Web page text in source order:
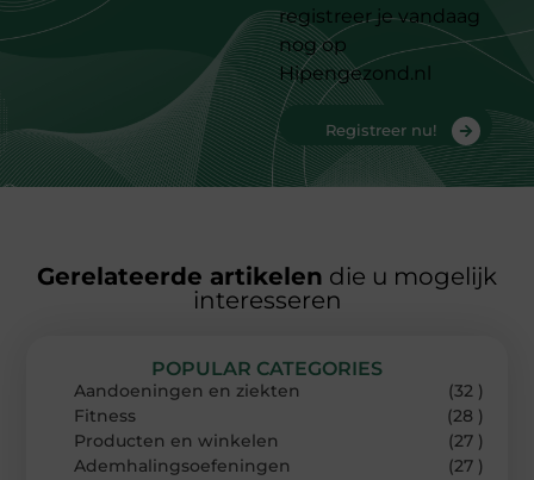
registreer je vandaag
nog op
Hipengezond.nl
Registreer nu!
Gerelateerde artikelen die u mogelijk
interesseren
POPULAR CATEGORIES
Aandoeningen en ziekten
(32 )
Fitness
(28 )
Producten en winkelen
(27 )
Ademhalingsoefeningen
(27 )